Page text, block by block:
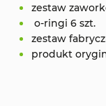
zestaw
o-ringi 6 szt.
zestaw
produkt